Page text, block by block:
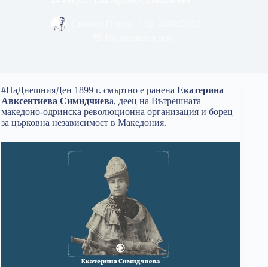
#НаДнешнияДен 1899 г. смъртно е ранена Екатерина
Авксентиева Симидчиева, деец на Вътрешната
македоно-одринска революционна организация и борец
за църковна независимост в Македония.